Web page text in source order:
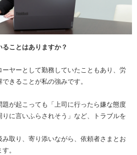
ことはありますか？
ヤーとして勤務していたこともあり、労
きることが私の強みです。
が起こっても「上司に行ったら嫌な態度
に言いふらされそう」など、トラブルを
取り、寄り添いながら、依頼者さまとお
。